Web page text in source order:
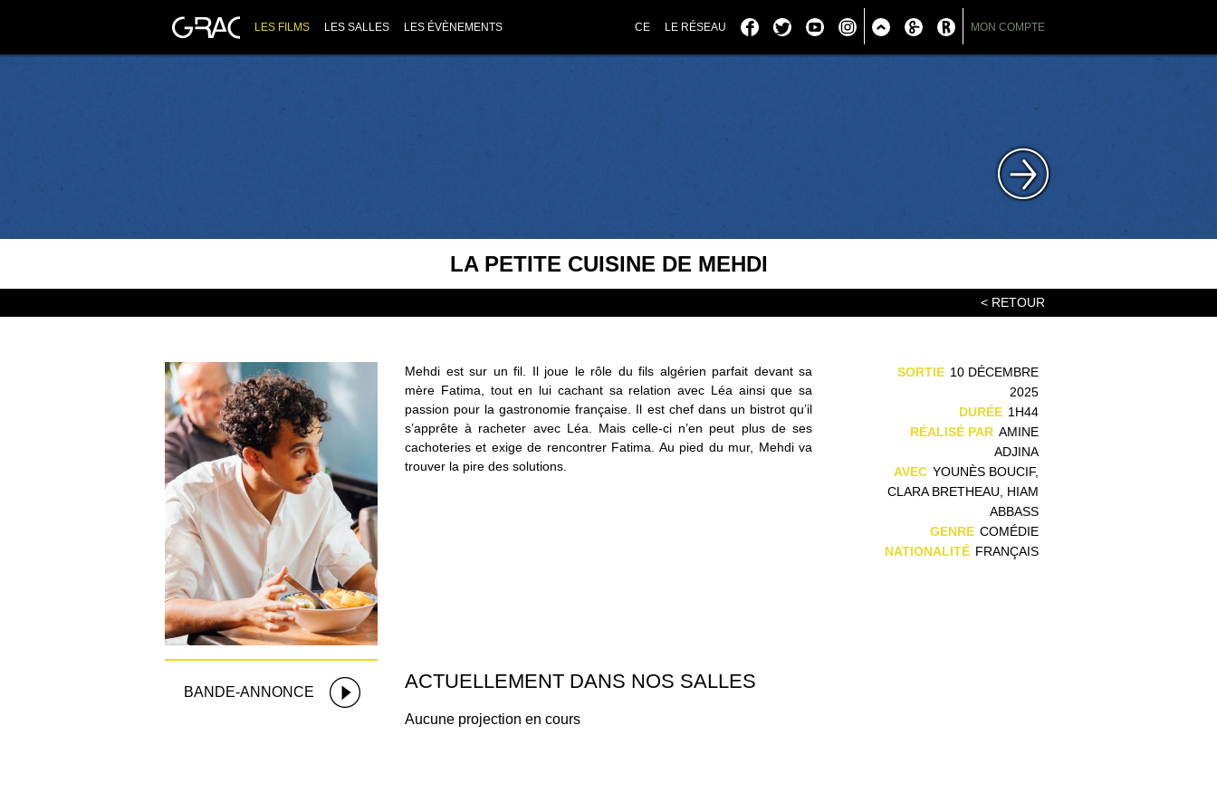
LES FILMS LES SALLES LES ÉVÈNEMENTS CE LE RÉSEAU MON COMPTE
LA PETITE CUISINE DE MEHDI
< RETOUR
BANDE-ANNONCE
Mehdi est sur un fil. Il joue le rôle du fils algérien parfait devant sa
mère Fatima, tout en lui cachant sa relation avec Léa ainsi que sa
passion pour la gastronomie française. Il est chef dans un bistrot qu’il
s’apprête à racheter avec Léa. Mais celle-ci n’en peut plus de ses
cachoteries et exige de rencontrer Fatima. Au pied du mur, Mehdi va
trouver la pire des solutions.
SORTIE 10 DÉCEMBRE
2025
DURÉE 1H44
RÉALISÉ PAR AMINE
ADJINA
AVEC YOUNÈS BOUCIF,
CLARA BRETHEAU, HIAM
ABBASS
GENRE COMÉDIE
NATIONALITÉ FRANÇAIS
ACTUELLEMENT DANS NOS SALLES
Aucune projection en cours